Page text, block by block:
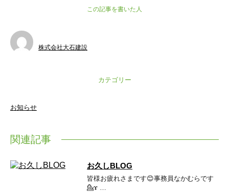
この記事を書いた人
株式会社大石建設
カテゴリー
お知らせ
関連記事
お久しBLOG
皆様お疲れさまです😊事務員なかむらです
💁‍ɤ …